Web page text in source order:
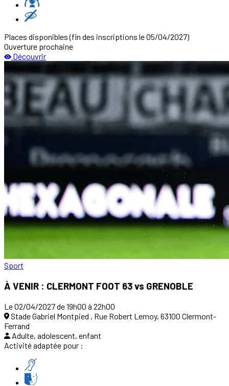
Places disponibles(fin des inscriptions le 05/04/2027)
Ouverture prochaine
Découvrir
Sport
À VENIR : CLERMONT FOOT 63 vs GRENOBLE
Le 02/04/2027 de 19h00 à 22h00
Stade Gabriel Montpied , Rue Robert Lemoy, 63100 Clermont-
Ferrand
Adulte, adolescent, enfant
Activité adaptée pour :